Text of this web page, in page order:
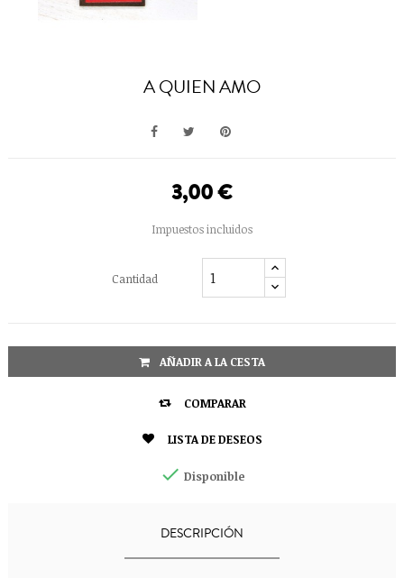
A QUIEN AMO
3,00 €
Impuestos incluidos
Cantidad
AÑADIR A LA CESTA
 COMPARAR
 LISTA DE DESEOS
 Disponible
DESCRIPCIÓN